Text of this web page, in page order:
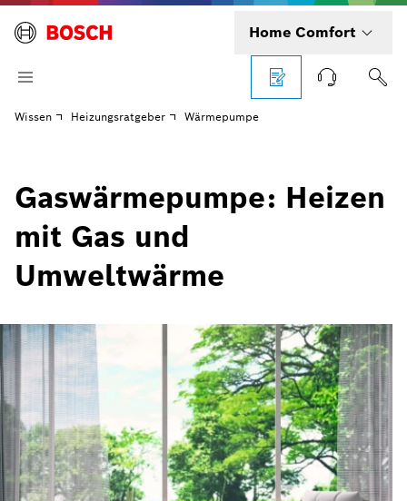
Home Comfort
Wissen Heizungsratgeber Wärmepumpe
Gaswärmepumpe: Heizen
mit Gas und
Umweltwärme